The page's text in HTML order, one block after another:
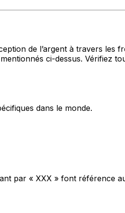
de l’argent à travers les
ci-dessus. Vérifiez
dans le monde.
par « XXX » font référence